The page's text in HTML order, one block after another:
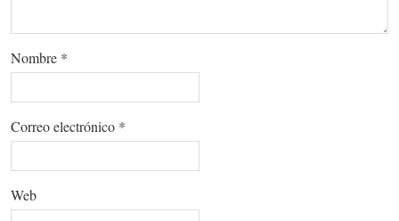
Nombre *
Correo electrónico *
Web